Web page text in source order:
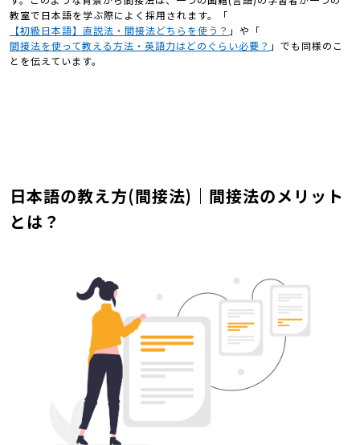
教室で日本語を学ぶ際によく採用されます。「
【初級日本語】直説法・間接法どちらを使う？ 」や「
間接法を使って教える方法・英語力はどのぐらい必要？ 」でも同様のこ
とを伝えています。
日本語の教え方(間接法)｜間接法のメリット
とは？